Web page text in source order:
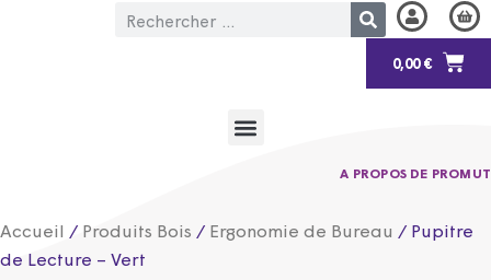
0,00€
A PROPOS DE PROMUT
Accueil / Produits Bois / Ergonomie de Bureau / Pupitre
de Lecture – Vert